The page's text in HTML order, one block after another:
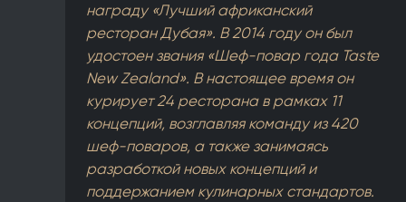
награду «Лучший африканский
ресторан Дубая». В 2014 году он был
удостоен звания «Шеф-повар года Taste
New Zealand». В настоящее время он
курирует 24 ресторана в рамках 11
концепций, возглавляя команду из 420
шеф-поваров, а также занимаясь
разработкой новых концепций и
поддержанием кулинарных стандартов.